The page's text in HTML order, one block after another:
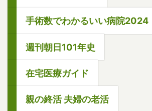
手術数でわかるいい病院2024
週刊朝日101年史
在宅医療ガイド
親の終活 夫婦の老活